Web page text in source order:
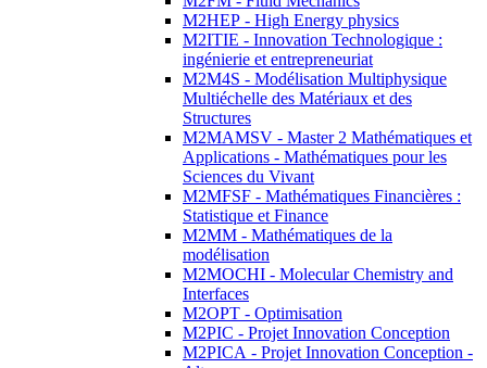
M2HEP - High Energy physics
M2ITIE - Innovation Technologique :
ingénierie et entrepreneuriat
M2M4S - Modélisation Multiphysique
Multiéchelle des Matériaux et des
Structures
M2MAMSV - Master 2 Mathématiques et
Applications - Mathématiques pour les
Sciences du Vivant
M2MFSF - Mathématiques Financières :
Statistique et Finance
M2MM - Mathématiques de la
modélisation
M2MOCHI - Molecular Chemistry and
Interfaces
M2OPT - Optimisation
M2PIC - Projet Innovation Conception
M2PICA - Projet Innovation Conception -